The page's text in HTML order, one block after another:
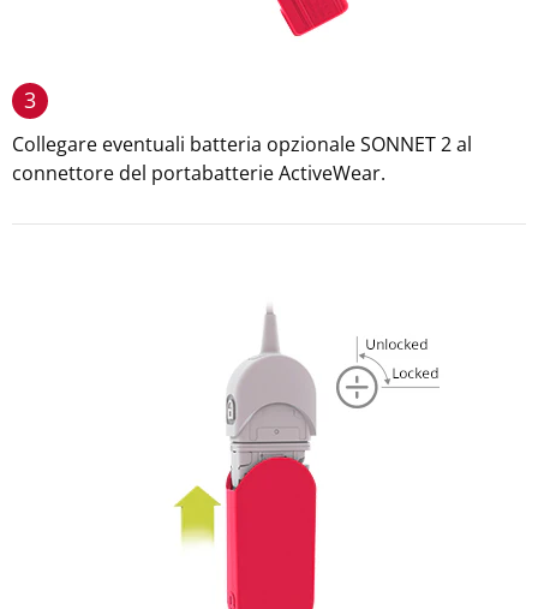
3
Collegare eventuali batteria opzionale SONNET 2 al
connettore del portabatterie ActiveWear.